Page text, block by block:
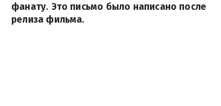
фанату. Это письмо было написано после
релиза фильма.